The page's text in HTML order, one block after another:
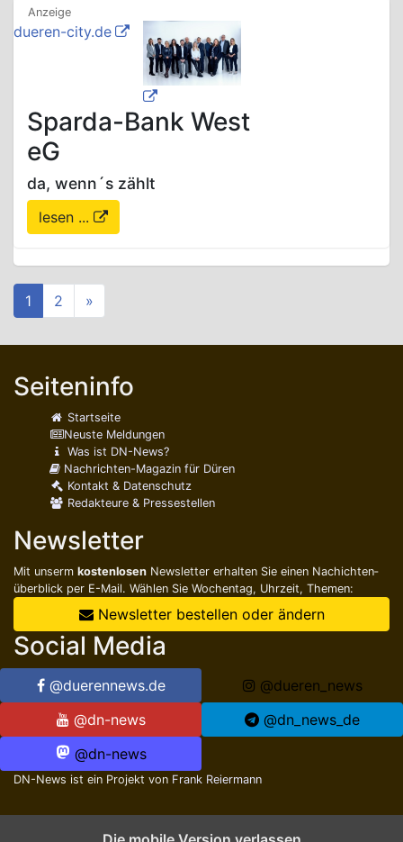
dueren-city.de
Sparda-Bank West
eG
da, wenn´s zählt
lesen ...
1 2 »
Seiteninfo
Startseite
Neuste Meldungen
Was ist DN-News?
Nachrichten-Magazin für Düren
Kontakt & Datenschutz
Redakteure & Pressestellen
Newsletter
Mit unserm kostenlosen Newsletter erhalten Sie einen Nachichten­
überblick per E-Mail. Wählen Sie Wochentag, Uhrzeit, Themen:
Newsletter bestellen oder ändern
Social Media
@duerennews.de
@dueren_news
@dn-news
@dn_news_de
@dn-news
DN-News ist ein Projekt von Frank Reiermann